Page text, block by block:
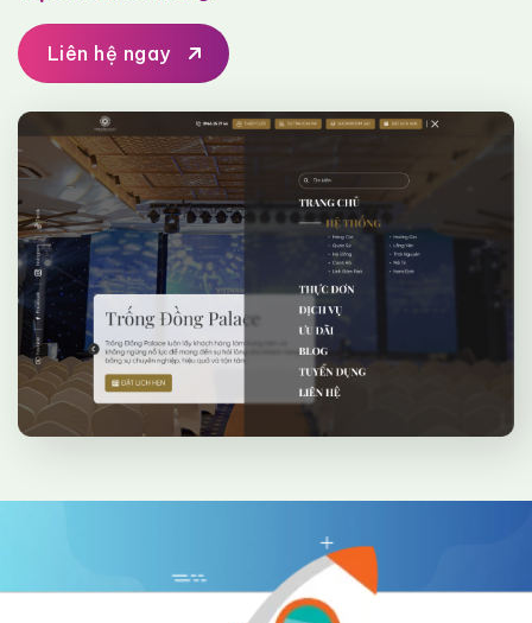
Liên hệ ngay